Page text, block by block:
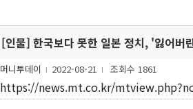
[인물] 한국보다 못한 일본 정치, '잃어버
머니투데이 l 2022-08-21 l 조회수 1861
https://news.mt.co.kr/